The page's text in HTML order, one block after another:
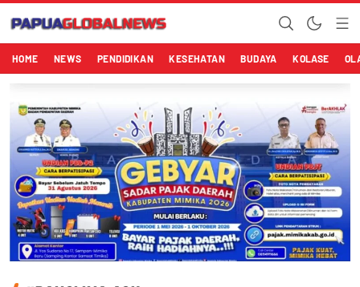
Papuaglobalnews.com
Menulis Fakta dengan Hati Bening
HOME NEWS PENDIDIKAN KESEHATAN BUDAYA KOLASE